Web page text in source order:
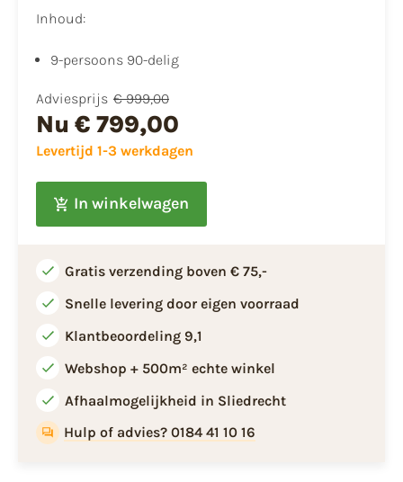
Inhoud:
9-persoons 90-delig
Adviesprijs € 999,00
Nu € 799,00
Levertijd 1-3 werkdagen
In winkelwagen
Gratis verzending boven € 75,-
Snelle levering door eigen voorraad
Klantbeoordeling 9,1
Webshop + 500m² echte winkel
Afhaalmogelijkheid in Sliedrecht
Hulp of advies? 0184 41 10 16